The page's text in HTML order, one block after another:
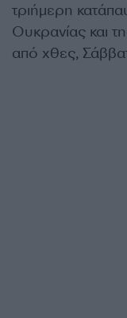
τριήμερη
Ουκρανίας και
από χθες,